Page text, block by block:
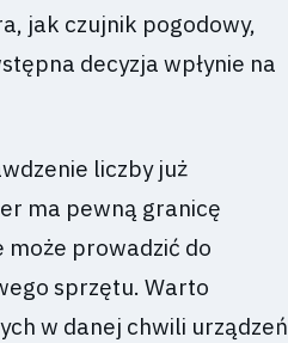
jak czujnik pogodowy,
decyzja wpłynie na
liczby już
ma pewną granicę
może prowadzić do
sprzętu. Warto
w danej chwili urządzeń